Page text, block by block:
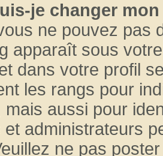
je changer
ne pouvez pas
apparaît sous
dans votre profil
les rangs pour
aussi pour
et administrateurs
ne pas